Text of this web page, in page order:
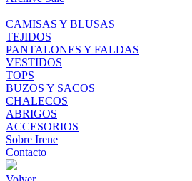
+
CAMISAS Y BLUSAS
TEJIDOS
PANTALONES Y FALDAS
VESTIDOS
TOPS
BUZOS Y SACOS
CHALECOS
ABRIGOS
ACCESORIOS
Sobre Irene
Contacto